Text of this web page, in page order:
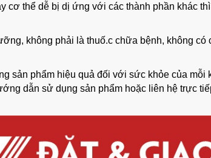
thể dễ bị dị ứng với các thành phần khác
không phải là thuố.c chữa bệnh, không có
sản phẩm hiệu quả đối với sức khỏe của mỗi
dẫn sử dụng sản phẩm hoặc liên hệ trực